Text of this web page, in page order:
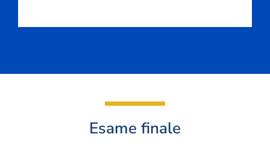
Esame finale